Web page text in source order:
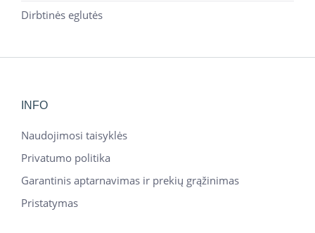
Dirbtinės eglutės
INFO
Naudojimosi taisyklės
Privatumo politika
Garantinis aptarnavimas ir prekių grąžinimas
Pristatymas